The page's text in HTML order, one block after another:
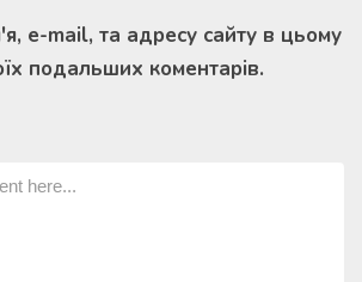
e-mail, та адресу сайту в цьому
подальших коментарів.